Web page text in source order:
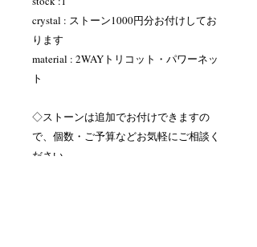
crystal : ストーン1000円分お付けしてお
ります
material : 2WAYトリコット・パワーネッ
ト
◇ストーンは追加でお付けできますの
で、個数・ご予算などお気軽にご相談く
ださい。